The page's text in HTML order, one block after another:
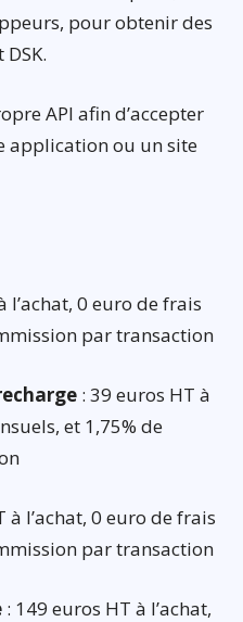
pour obtenir des
API afin d’accepter
application ou un site
l’achat, 0 euro de frais
par transaction
: 39 euros HT à
et 1,75% de
à l’achat, 0 euro de frais
par transaction
: 149 euros HT à l’achat,